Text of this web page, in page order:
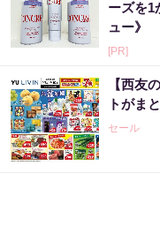
ーズを1
ュー》
[PR]
【西友
トがま
セール